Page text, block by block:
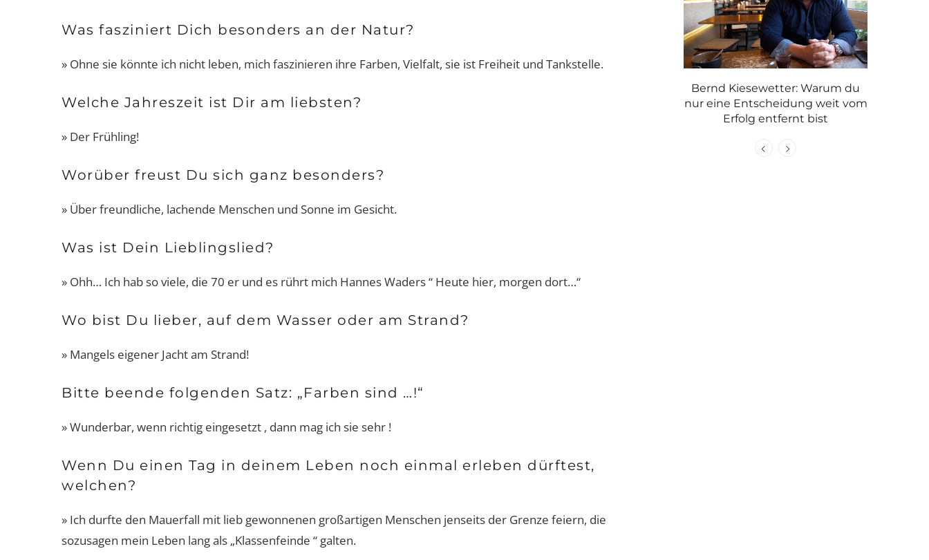
Was fasziniert Dich besonders an der Natur?
» Ohne sie könnte ich nicht leben, mich faszinieren ihre Farben, Vielfalt, sie ist Freiheit und Tankstelle.
Welche Jahreszeit ist Dir am liebsten?
» Der Frühling!
Worüber freust Du sich ganz besonders?
» Über freundliche, lachende Menschen und Sonne im Gesicht.
Was ist Dein Lieblingslied?
» Ohh… Ich hab so viele, die 70 er und es rührt mich Hannes Waders “ Heute hier, morgen dort…“
Wo bist Du lieber, auf dem Wasser oder am Strand?
» Mangels eigener Jacht am Strand!
Bitte beende folgenden Satz: „Farben sind …!“
» Wunderbar, wenn richtig eingesetzt , dann mag ich sie sehr !
Wenn Du einen Tag in deinem Leben noch einmal erleben dürftest,
welchen?
» Ich durfte den Mauerfall mit lieb gewonnenen großartigen Menschen jenseits der Grenze feiern, die
sozusagen mein Leben lang als „Klassenfeinde “ galten.
Passt, wackelt und hat Luft? Von